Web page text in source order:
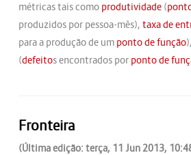
métricas tais como produtividade(
produzidos por pessoa-mês), taxa de
para a produção de um ponto de função
(defeitos encontrados por ponto de
Fronteira
(Última edição: terça, 11 Jun 2013,